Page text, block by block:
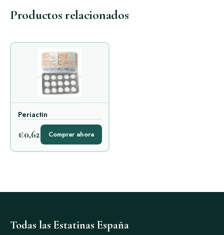
Productos relacionados
Periactin
€0,62 Comprar ahora
Todas las Estatinas España